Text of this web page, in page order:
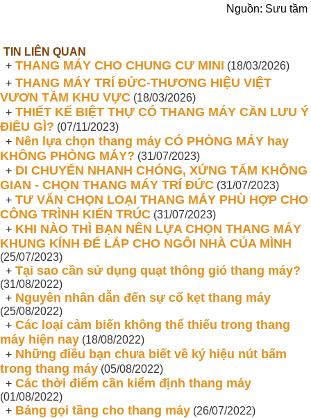
Nguồn: Sưu tầm
TIN LIÊN QUAN
+ THANG MÁY CHO CHUNG CƯ MINI (18/03/2026)
+ THANG MÁY TRÍ ĐỨC-THƯƠNG HIỆU VIỆT
VƯƠN TẦM KHU VỰC (18/03/2026)
+ THIẾT KẾ BIỆT THỰ CÓ THANG MÁY CẦN LƯU Ý
ĐIỀU GÌ? (07/11/2023)
+ Nên lựa chọn thang máy CÓ PHÒNG MÁY hay
KHÔNG PHÒNG MÁY? (31/07/2023)
+ DI CHUYỂN NHANH CHÓNG, XỨNG TẤM KHÔNG
GIAN - CHỌN THANG MÁY TRÍ ĐỨC (31/07/2023)
+ TƯ VẤN CHỌN LOẠI THANG MÁY PHÙ HỢP CHO
CÔNG TRÌNH KIẾN TRÚC (31/07/2023)
+ KHI NÀO THÌ BẠN NÊN LỰA CHỌN THANG MÁY
KHUNG KÍNH ĐỂ LẮP CHO NGÔI NHÀ CỦA MÌNH
(25/07/2023)
+ Tại sao cần sử dụng quạt thông gió thang máy?
(31/08/2022)
+ Nguyên nhân dẫn đến sự cố kẹt thang máy
(25/08/2022)
+ Các loại cảm biến không thể thiếu trong thang
máy hiện nay (18/08/2022)
+ Những điều bạn chưa biết về ký hiệu nút bấm
trong thang máy (05/08/2022)
+ Các thời điểm cần kiểm định thang máy
(01/08/2022)
+ Bảng gọi tầng cho thang máy (26/07/2022)